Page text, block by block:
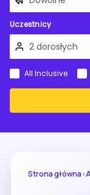
Uczestnicy
All Inclusive
Strona główna›